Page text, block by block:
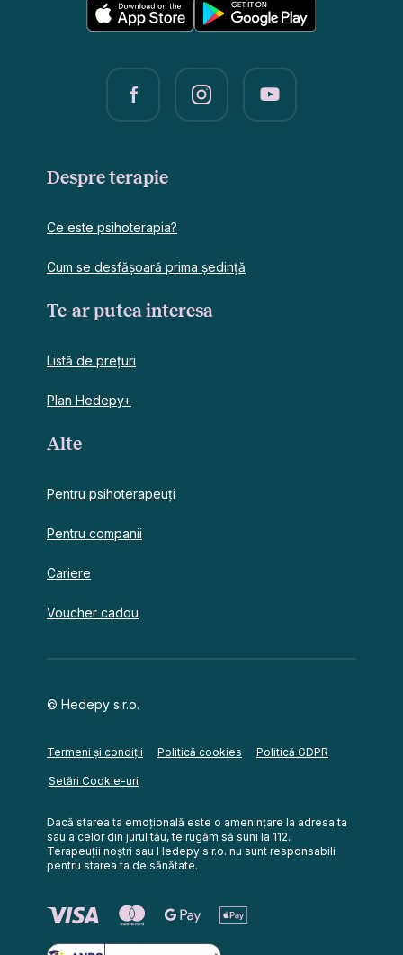
Despre terapie
Ce este psihoterapia?
Cum se desfășoară prima ședință
Te-ar putea interesa
Listă de prețuri
Plan Hedepy+
Alte
Pentru psihoterapeuți
Pentru companii
Cariere
Voucher cadou
© Hedepy s.r.o.
Termeni și condiții Politică cookies Politică GDPR
Setări Cookie-uri
Dacă starea ta emoțională este o amenințare la adresa ta
sau a celor din jurul tău, te rugăm să suni la 112.
Terapeuții noștri sau Hedepy s.r.o. nu sunt responsabili
pentru starea ta de sănătate.